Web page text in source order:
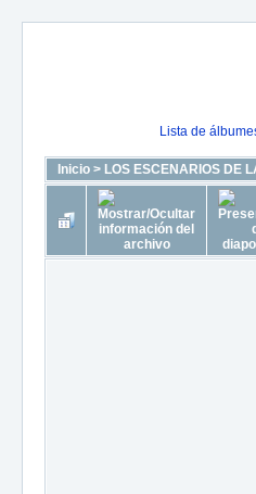
Lista de
Inicio > LOS ESCENARIOS DE